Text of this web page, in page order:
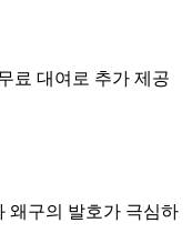
료 대여로 추가 제공
왜구의 발호가 극심하